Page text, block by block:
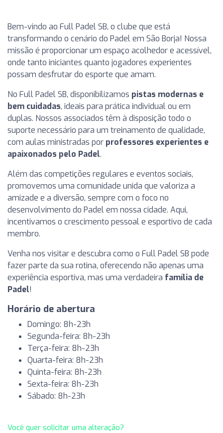
Bem-vindo ao Full Padel SB, o clube que está
transformando o cenário do Padel em São Borja! Nossa
missão é proporcionar um espaço acolhedor e acessível,
onde tanto iniciantes quanto jogadores experientes
possam desfrutar do esporte que amam.
No Full Padel SB, disponibilizamos pistas modernas e
bem cuidadas, ideais para prática individual ou em
duplas. Nossos associados têm à disposição todo o
suporte necessário para um treinamento de qualidade,
com aulas ministradas por professores experientes e
apaixonados pelo Padel.
Além das competições regulares e eventos sociais,
promovemos uma comunidade unida que valoriza a
amizade e a diversão, sempre com o foco no
desenvolvimento do Padel em nossa cidade. Aqui,
incentivamos o crescimento pessoal e esportivo de cada
membro.
Venha nos visitar e descubra como o Full Padel SB pode
fazer parte da sua rotina, oferecendo não apenas uma
experiência esportiva, mas uma verdadeira família de
Padel!
Horário de abertura
Domingo: 8h-23h
Segunda-feira: 8h-23h
Terça-feira: 8h-23h
Quarta-feira: 8h-23h
Quinta-feira: 8h-23h
Sexta-feira: 8h-23h
Sábado: 8h-23h
Você quer solicitar uma alteração?